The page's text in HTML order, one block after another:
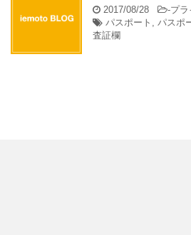
2017/08/28 -プラ
パスポート , パスポ
査証欄